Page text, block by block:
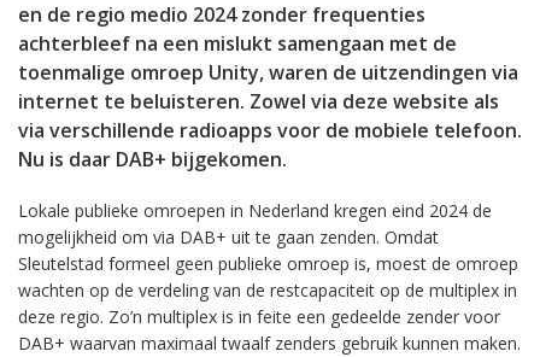
en de regio medio 2024 zonder frequenties
achterbleef na een mislukt samengaan met de
toenmalige omroep Unity, waren de uitzendingen via
internet te beluisteren. Zowel via deze website als
via verschillende radioapps voor de mobiele telefoon.
Nu is daar DAB+ bijgekomen.
Lokale publieke omroepen in Nederland kregen eind 2024 de
mogelijkheid om via DAB+ uit te gaan zenden. Omdat
Sleutelstad formeel geen publieke omroep is, moest de omroep
wachten op de verdeling van de restcapaciteit op de multiplex in
deze regio. Zo’n multiplex is in feite een gedeelde zender voor
DAB+ waarvan maximaal twaalf zenders gebruik kunnen maken.